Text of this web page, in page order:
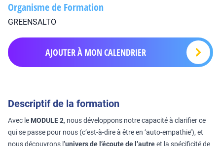
Organisme de Formation
GREENSALTO
AJOUTER À MON CALENDRIER
Descriptif de la formation
Avec le MODULE 2, nous développons notre capacité à clarifier ce
qui se passe pour nous (c’est-à-dire à être en ‘auto-empathie’), et
nous découvrons l’univers de l’écoute de l’autreet la spécificité de